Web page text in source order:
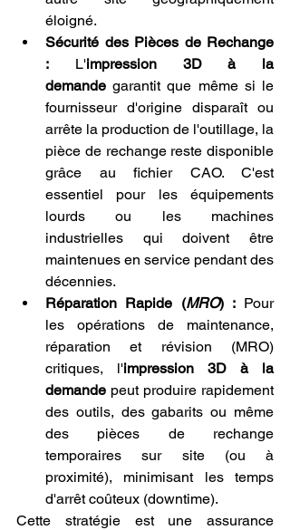
éloigné.
Sécurité des Pièces de Rechange
: L'impression 3D à la
demande garantit que même si le
fournisseur d'origine disparaît ou
arrête la production de l'outillage, la
pièce de rechange reste disponible
grâce au fichier CAO. C'est
essentiel pour les équipements
lourds ou les machines
industrielles qui doivent être
maintenues en service pendant des
décennies.
Réparation Rapide (MRO) : Pour
les opérations de maintenance,
réparation et révision (MRO)
critiques, l'impression 3D à la
demande peut produire rapidement
des outils, des gabarits ou même
des pièces de rechange
temporaires sur site (ou à
proximité), minimisant les temps
d'arrêt coûteux (downtime).
Cette stratégie est une assurance